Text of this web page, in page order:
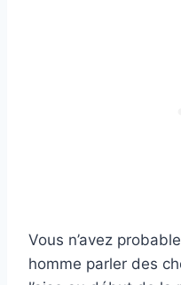
Vous n’avez
homme parler des